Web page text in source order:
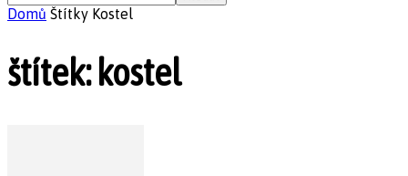
Domů Štítky Kostel
štítek: kostel